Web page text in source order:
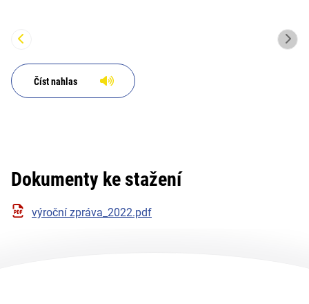
Číst nahlas
Dokumenty ke stažení
výroční zpráva_2022.pdf